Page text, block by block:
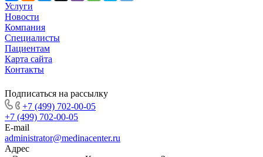
Услуги
Новости
Компания
Специалисты
Пациентам
Карта сайта
Контакты
Подписаться на рассылку
+7 (499) 702-00-05
+7 (499) 702-00-05
E-mail
administrator@medinacenter.ru
Адрес